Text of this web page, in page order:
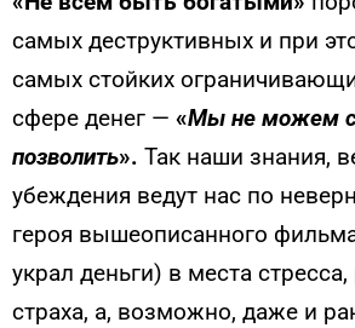
самых деструктивных и при
самых стойких
сфере денег — «Мы не можем
позволить». Так наши знания,
убеждения ведут нас по
героя вышеописанного
украл деньги) в места
страха, а, возможно, даже и